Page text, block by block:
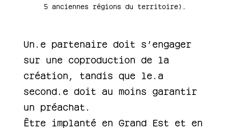
5 anciennes régions du territoire).
Un.e partenaire doit s’engager
sur une coproduction de la
création, tandis que le.a
second.e doit au moins garantir
un préachat.
Être implanté en Grand Est et en